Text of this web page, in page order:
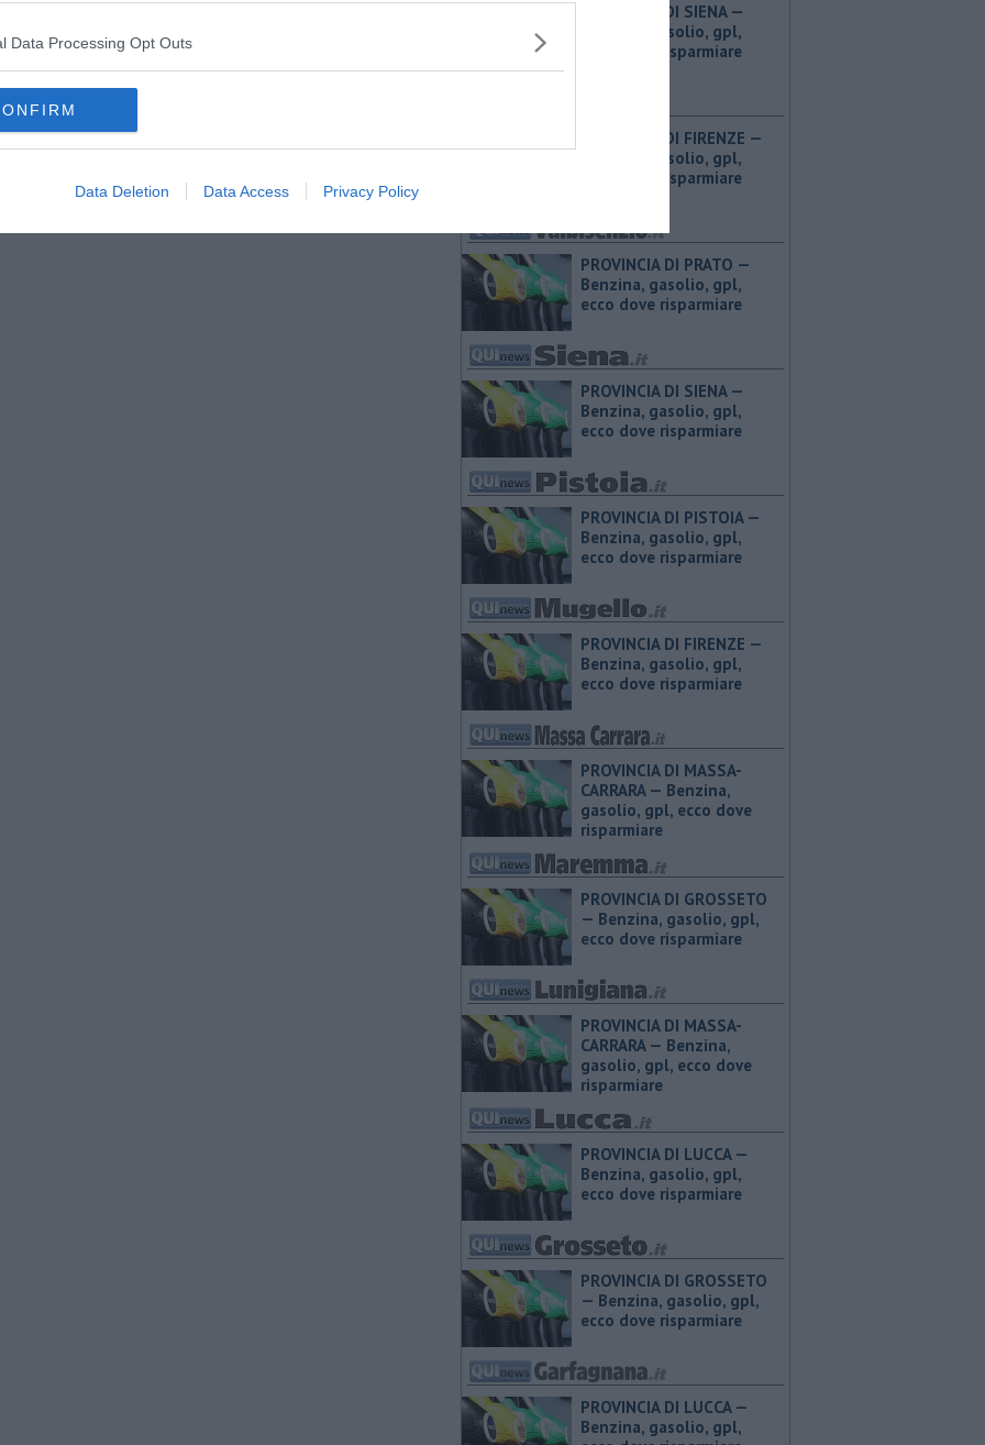
Data Processing Opt Outs
Data Deletion Data Access Privacy Policy
PROVINCIA DI SIENA — ​
Benzina, gasolio, gpl,
ecco dove risparmiare
PROVINCIA DI FIRENZE — ​
Benzina, gasolio, gpl,
ecco dove risparmiare
PROVINCIA DI PRATO — ​
Benzina, gasolio, gpl,
ecco dove risparmiare
PROVINCIA DI SIENA — ​
Benzina, gasolio, gpl,
ecco dove risparmiare
PROVINCIA DI PISTOIA — ​
Benzina, gasolio, gpl,
ecco dove risparmiare
PROVINCIA DI FIRENZE — ​
Benzina, gasolio, gpl,
ecco dove risparmiare
PROVINCIA DI MASSA-
CARRARA — ​Benzina,
gasolio, gpl, ecco dove
risparmiare
PROVINCIA DI GROSSETO
— ​Benzina, gasolio, gpl,
ecco dove risparmiare
PROVINCIA DI MASSA-
CARRARA — ​Benzina,
gasolio, gpl, ecco dove
risparmiare
PROVINCIA DI LUCCA — ​
Benzina, gasolio, gpl,
ecco dove risparmiare
PROVINCIA DI GROSSETO
— ​Benzina, gasolio, gpl,
ecco dove risparmiare
PROVINCIA DI LUCCA — ​
Benzina, gasolio, gpl,